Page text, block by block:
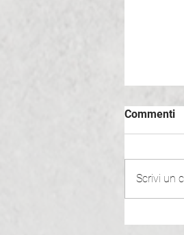
Commenti
Scrivi un